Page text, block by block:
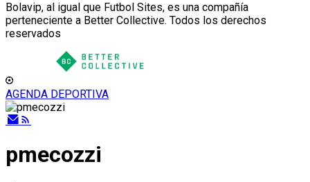
Bolavip, al igual que Futbol Sites, es una compañía
perteneciente a Better Collective. Todos los derechos
reservados
AGENDA DEPORTIVA
pmecozzi